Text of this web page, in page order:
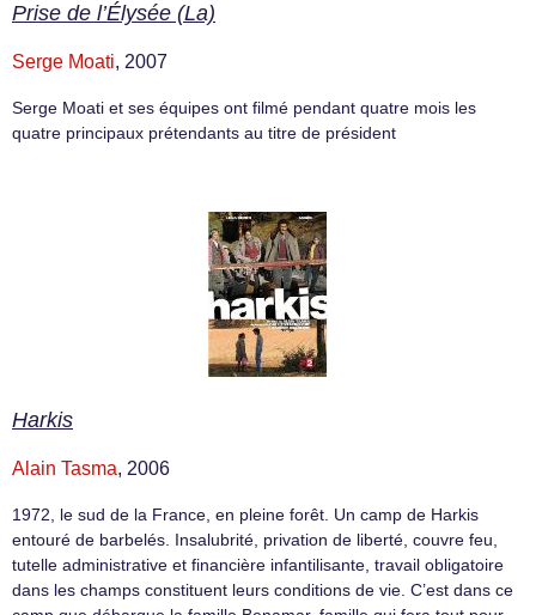
Prise de l’Élysée (La)
Serge Moati, 2007
Serge Moati et ses équipes ont filmé pendant quatre mois les
quatre principaux prétendants au titre de président
Harkis
Alain Tasma, 2006
1972, le sud de la France, en pleine forêt. Un camp de Harkis
entouré de barbelés. Insalubrité, privation de liberté, couvre feu,
tutelle administrative et financière infantilisante, travail obligatoire
dans les champs constituent leurs conditions de vie. C’est dans ce